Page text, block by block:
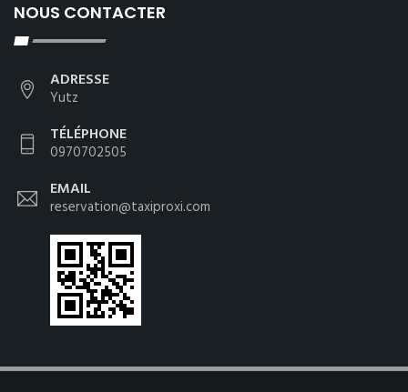
NOUS CONTACTER
ADRESSE
Yutz
TÉLÉPHONE
0970702505
EMAIL
reservation@taxiproxi.com